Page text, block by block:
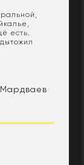
есть.